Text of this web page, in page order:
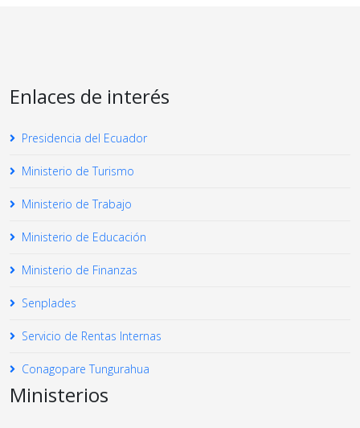
Enlaces de interés
Presidencia del Ecuador
Ministerio de Turismo
Ministerio de Trabajo
Ministerio de Educación
Ministerio de Finanzas
Senplades
Servicio de Rentas Internas
Conagopare Tungurahua
Ministerios